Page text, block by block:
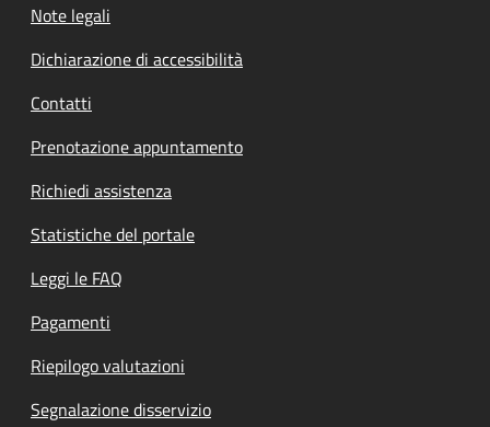
Note legali
Dichiarazione di accessibilità
Contatti
Prenotazione appuntamento
Richiedi assistenza
Statistiche del portale
Leggi le FAQ
Pagamenti
Riepilogo valutazioni
Segnalazione disservizio